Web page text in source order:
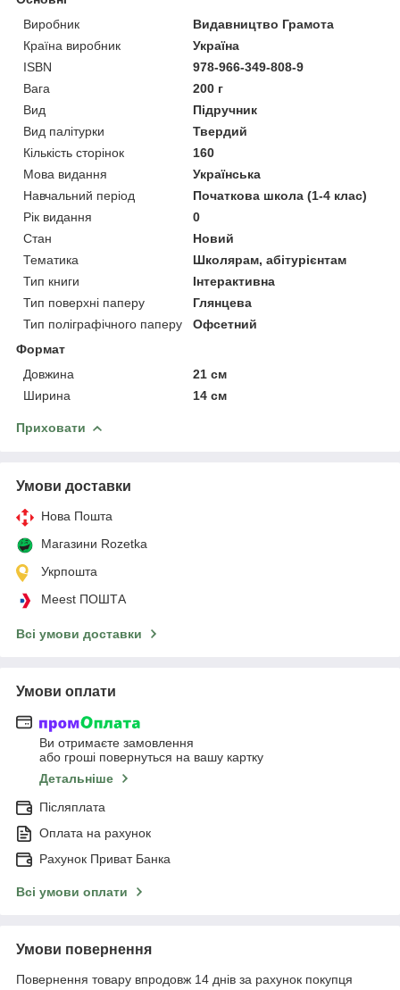
Виробник
Видавництво Грамота
Країна виробник
Україна
ISBN
978-966-349-808-9
Вага
200 г
Вид
Підручник
Вид палітурки
Твердий
Кількість сторінок
160
Мова видання
Українська
Навчальний період
Початкова школа (1-4 клас)
Рік видання
0
Стан
Новий
Тематика
Школярам, абітурієнтам
Тип книги
Інтерактивна
Тип поверхні паперу
Глянцева
Тип поліграфічного паперу
Офсетний
Формат
Довжина
21 см
Ширина
14 см
Приховати
Умови доставки
Нова Пошта
Магазини Rozetka
Укрпошта
Meest ПОШТА
Всі умови доставки
Умови оплати
Ви отримаєте замовлення
або гроші повернуться на вашу картку
Детальніше
Післяплата
Оплата на рахунок
Рахунок Приват Банка
Всі умови оплати
Умови повернення
Повернення товару впродовж 14 днів за рахунок покупця